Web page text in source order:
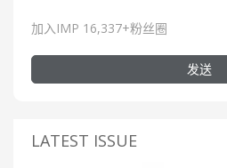
加入IMP 16,337+粉丝圈
发送
LATEST ISSUE